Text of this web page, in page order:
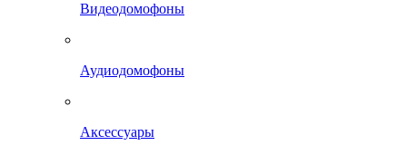
Видеодомофоны
Аудиодомофоны
Аксессуары